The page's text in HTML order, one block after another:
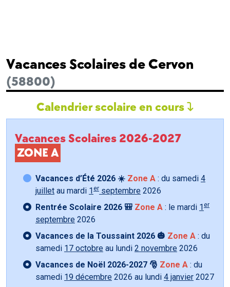
Vacances Scolaires de Cervon
(58800)
Calendrier scolaire en cours
Vacances Scolaires 2026-2027
ZONE A
Vacances d’Été 2026 ☀️ Zone A : du samedi 4
juillet au mardi 1 er septembre 2026
Rentrée Scolaire 2026 🎒 Zone A : le mardi 1 er
septembre 2026
Vacances de la Toussaint 2026 🎃 Zone A : du
samedi 17 octobre au lundi 2 novembre 2026
Vacances de Noël 2026-2027 🎅 Zone A : du
samedi 19 décembre 2026 au lundi 4 janvier 2027